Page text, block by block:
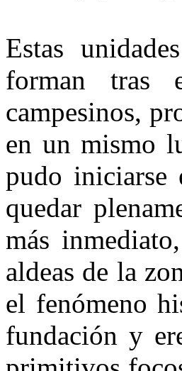
Estas
forman tras
campesinos,
en un mismo
pudo
quedar
más
aldeas de la
el fenómeno
fundación y